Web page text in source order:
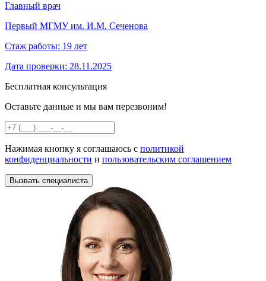
Главный врач
Первый МГМУ им. И.М. Сеченова
Стаж работы: 19 лет
Дата проверки: 28.11.2025
Бесплатная консультация
Оставьте данные и мы вам перезвоним!
Нажимая кнопку я соглашаюсь с политикой
конфиденциальности и пользовательским соглашением
Вызвать специалиста